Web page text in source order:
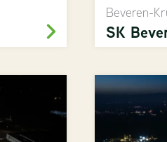
Beveren-
SK